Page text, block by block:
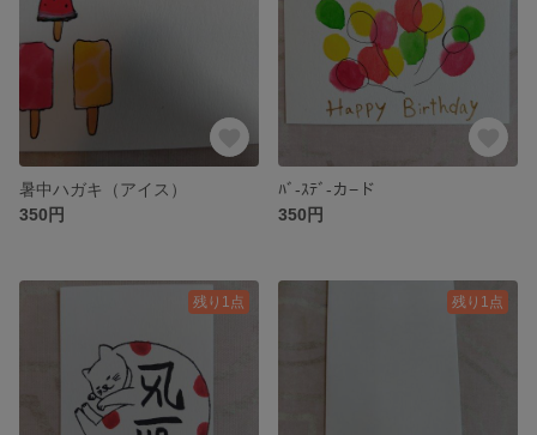
暑中ハガキ（アイス）
350円
ﾊﾞ-ｽﾃﾞ-カ−ド
350円
残り1点 残り1点